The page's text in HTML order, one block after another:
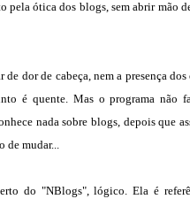
pela ótica dos blogs, sem abrir mão
dor de cabeça, nem a presença
é quente. Mas o programa não
nada sobre blogs, depois que
de mudar...
do "NBlogs", lógico. Ela é